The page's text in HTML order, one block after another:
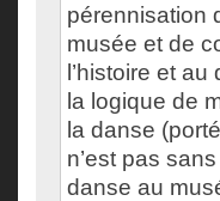
pérennisation
musée et de
l’histoire et
la logique de
la danse
n’est pas
danse au